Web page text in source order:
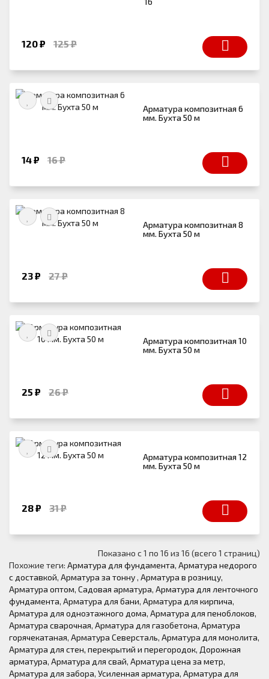
120 ₽ 125 ₽
Арматура композитная 6
мм. Бухта 50 м
14 ₽ 16 ₽
Арматура композитная 8
мм. Бухта 50 м
23 ₽ 27 ₽
Арматура композитная 10
мм. Бухта 50 м
25 ₽ 26 ₽
Арматура композитная 12
мм. Бухта 50 м
28 ₽ 31 ₽
Показано с 1 по 16 из 16 (всего 1 страниц)
Похожие теги: Арматура для фундамента, Арматура недорого
с доставкой, Арматура за тонну, Арматура в розницу,
Арматура оптом, Садовая арматура, Арматура для ленточного
фундамента, Арматура для бани, Арматура для кирпича,
Арматура для одноэтажного дома, Арматура для пеноблоков,
Арматура сварочная, Арматура для газобетона, Арматура
горячекатаная, Арматура Северсталь, Арматура для монолита,
Арматура для стен, перекрытий и перегородок, Дорожная
арматура, Арматура для свай, Арматура цена за метр,
Арматура для забора, Усиленная арматура, Арматура для